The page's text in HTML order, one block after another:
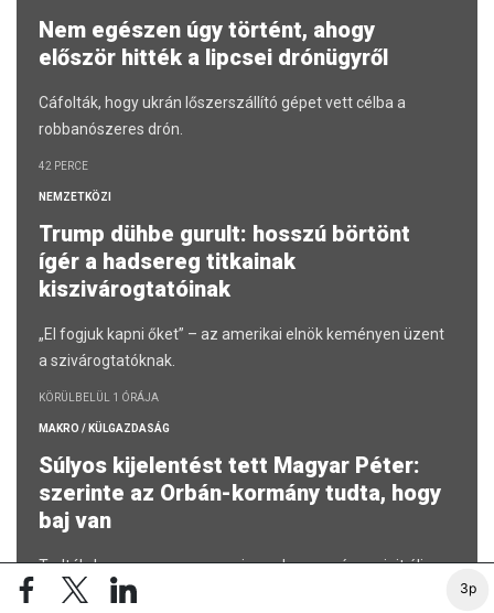
3p
Nem egészen úgy történt, ahogy
először hitték a lipcsei drónügyről
Cáfolták, hogy ukrán lőszerszállító gépet vett célba a
robbanószeres drón.
42 PERCE
NEMZETKÖZI
Trump dühbe gurult: hosszú börtönt
ígér a hadsereg titkainak
kiszivárogtatóinak
„El fogjuk kapni őket” – az amerikai elnök keményen üzent
a szivárogtatóknak.
KÖRÜLBELÜL 1 ÓRÁJA
MAKRO / KÜLGAZDASÁG
Súlyos kijelentést tett Magyar Péter:
szerinte az Orbán-kormány tudta, hogy
baj van
Tudták, hogy a magyar energiarendszer a végnapjait éli.
2 ÓRÁJA